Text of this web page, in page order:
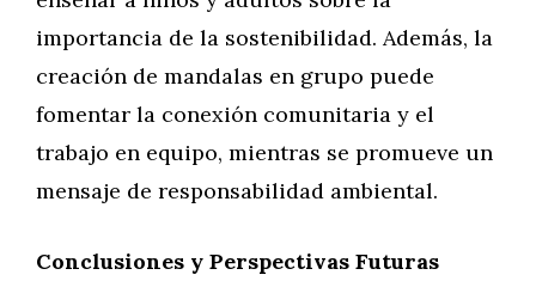
importancia de la sostenibilidad. Además, la
creación de mandalas en grupo puede
fomentar la conexión comunitaria y el
trabajo en equipo, mientras se promueve un
mensaje de responsabilidad ambiental.
Conclusiones y Perspectivas Futuras